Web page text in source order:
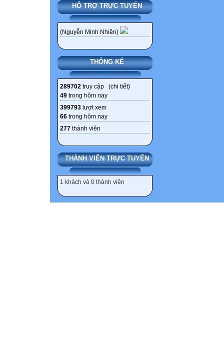
HỖ TRỢ TRỰC TUYẾN
(Nguyễn Minh Nhiên)
THỐNG KÊ
289702 truy cập (chi tiết)
49 trong hôm nay
399793 lượt xem
66 trong hôm nay
277 thành viên
THÀNH VIÊN TRỰC TUYẾN
1 khách và 0 thành viên